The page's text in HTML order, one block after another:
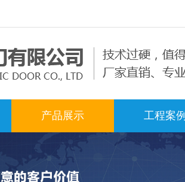
产品展示 工程案例